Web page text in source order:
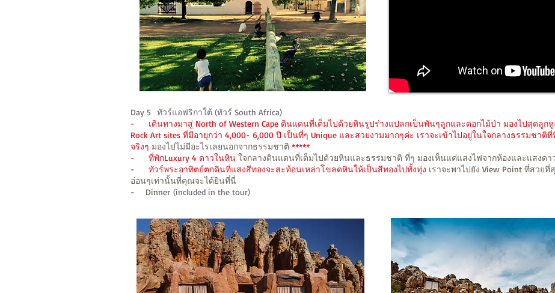
Day 5 ทัวร์แอฟริกาใต้ (ทัวร์ South Africa)
- เดินทางมาสู่ North of Western Cape ดินแดนที่เต็มไปด้วยหินรูปร่างแปลกเป็นพันๆลูกและดอกไม้ป่า มองไปสุดลูก
Rock Art sites ที่มีอายุกว่า 4,000- 6,000 ปี เป็นที่ๆ Unique และสวยงามมากๆค่ะ เราจะเข้าไปอยู่ในใจกลางธรรมชาติ
จริงๆ มองไปไม่มีอะไรเลยนอกจากธรรมชาติ *****
- ที่พักLuxury 4 ดาวในหิน ใจกลางดินแดนที่เต็มไปด้วยหินและธรรมชาติ ที่ๆ มองเห็นแค่แสงไฟจากห้องและแสงด
- ทัวร์พระอาทิตย์ตกดินที่แสงสีทองจะสะท้อนเหล่าโขลดหินให้เป็นสีทองไปทั้งทุ่ง เราจะพาไปยัง View Point ที่สวย
อ่อนๆเท่านั้นที่คุณจะได้ยินที่นี่
- Dinner (included in the tour)